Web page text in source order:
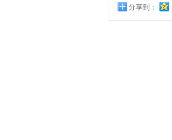
分享到：